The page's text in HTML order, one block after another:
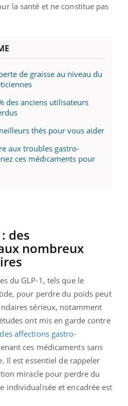
la santé et ne constitue pas
de graisse au niveau du
des anciens utilisateurs
thés pour vous aider
aux troubles gastro-
ces médicaments pour
des
nombreux
du GLP-1, tels que le
pour perdre du poids peut
sérieux, notamment
ont mis en garde contre
des affections gastro-
ces médicaments sans
Il est essentiel de rappeler
miracle pour perdre du
individualisée et encadrée est